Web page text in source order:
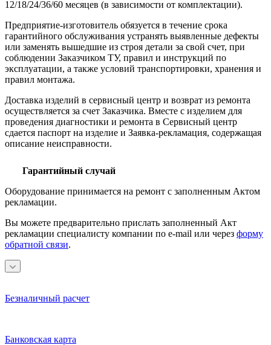
12/18/24/36/60 месяцев (в зависимости от комплектации).
Предприятие-изготовитель обязуется в течение срока
гарантийного обслуживания устранять выявленные дефекты
или заменять вышедшие из строя детали за свой счет, при
соблюдении Заказчиком ТУ, правил и инструкций по
эксплуатации, а также условий транспортировки, хранения и
правил монтажа.
Доставка изделий в сервисный центр и возврат из ремонта
осуществляется за счет Заказчика. Вместе с изделием для
проведения диагностики и ремонта в Сервисный центр
сдается паспорт на изделие и Заявка-рекламация, содержащая
описание неисправности.
Гарантийный случай
Оборудование принимается на ремонт с заполненным Актом
рекламации.
Вы можете предварительно прислать заполненный Акт
рекламации специалисту компании по e-mail или через форму
обратной связи.
Безналичный расчет
Банковская карта